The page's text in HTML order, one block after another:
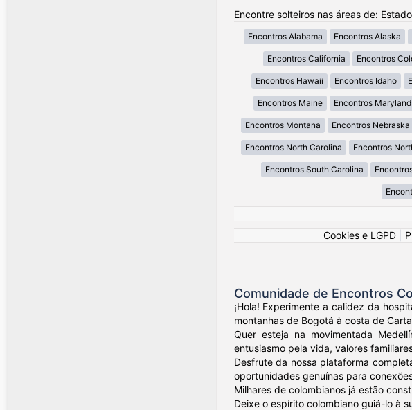
Encontre solteiros nas áreas de:
Encontros Alabama Encontros Alaska
Encontros California Encontros
Encontros Hawaii Encontros Idaho
Encontros Maine Encontros Maryland
Encontros Montana Encontros Nebraska
Encontros North Carolina Encontros
Encontros South Carolina
Cookies e LGPD
Comunidade de Encontros
¡Hola! Experimente a calidez da
montanhas de Bogotá à costa de
Quer esteja na movimentada
entusiasmo pela vida, valores
Desfrute da nossa plataforma
oportunidades genuínas para
Milhares de colombianos já estão
Deixe o espírito colombiano guiá-lo à